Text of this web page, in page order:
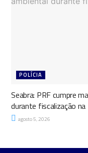
POLÍCIA
Seabra: PRF cumpre
durante fiscalização
agosto 5, 2026